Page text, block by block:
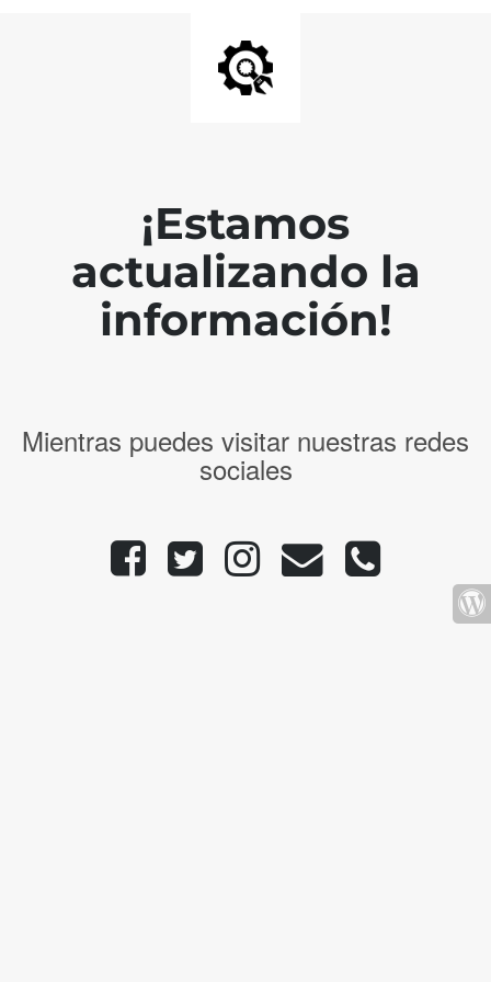
¡Estamos
actualizando la
información!
Mientras puedes visitar nuestras redes
sociales